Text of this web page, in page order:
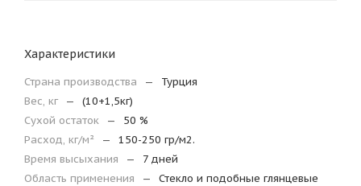
Характеристики
Страна производства —
Турция
Вес, кг —
(10+1,5кг)
Сухой остаток
—
50 %
Расход, кг/м²
—
150-250 гр/м2.
Время высыхания
—
7 дней
Область применения
—
Стекло и подобные глянцевые